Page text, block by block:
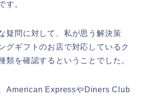
す。
疑問に対して、私が思う解決策
グギフトのお店で対応しているク
類を確認するということでした。
American ExpressやDiners Club